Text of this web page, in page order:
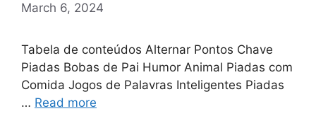
March 6, 2024
Tabela de conteúdos Alternar Pontos Chave
Piadas Bobas de Pai Humor Animal Piadas com
Comida Jogos de Palavras Inteligentes Piadas
… Read more